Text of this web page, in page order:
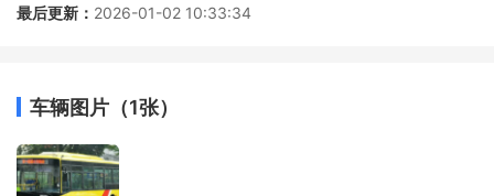
最后更新： 2026-01-02 10:33:34
车辆图片（1张）